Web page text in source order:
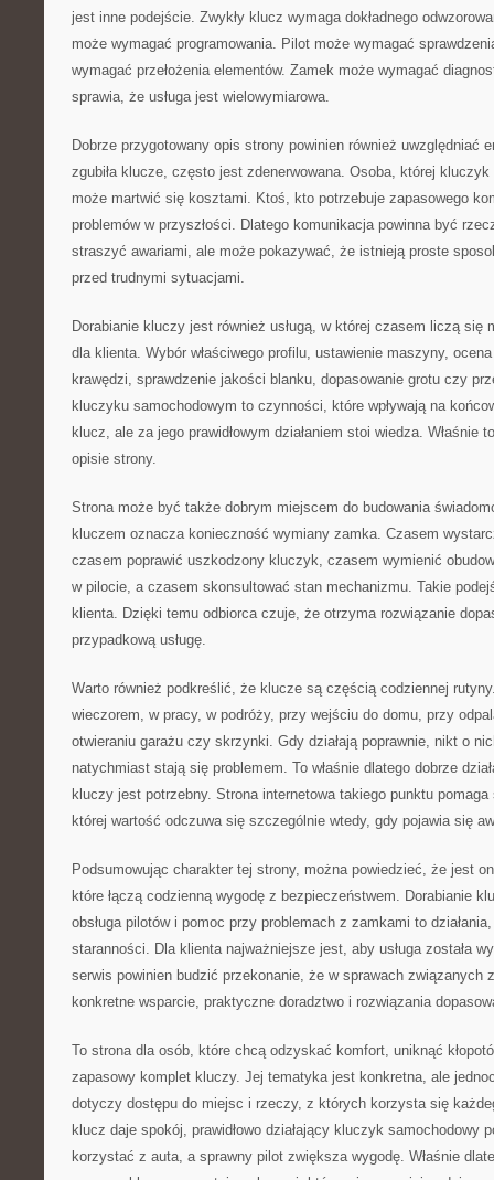
jest inne podejście. Zwykły klucz wymaga dokładnego
może wymagać programowania. Pilot może wymagać
wymagać przełożenia elementów. Zamek może wymagać
sprawia, że usługa jest wielowymiarowa.
Dobrze przygotowany opis strony powinien również uwzględniać
zgubiła klucze, często jest zdenerwowana. Osoba, której kluczyk
może martwić się kosztami. Ktoś, kto potrzebuje zapasowego
problemów w przyszłości. Dlatego komunikacja powinna być
straszyć awariami, ale może pokazywać, że istnieją proste
przed trudnymi sytuacjami.
Dorabianie kluczy jest również usługą, w której czasem liczą się
dla klienta. Wybór właściwego profilu, ustawienie maszyny,
krawędzi, sprawdzenie jakości blanku, dopasowanie grotu czy
kluczyku samochodowym to czynności, które wpływają na
klucz, ale za jego prawidłowym działaniem stoi wiedza. Właśnie
opisie strony.
Strona może być także dobrym miejscem do budowania
kluczem oznacza konieczność wymiany zamka. Czasem
czasem poprawić uszkodzony kluczyk, czasem wymienić
w pilocie, a czasem skonsultować stan mechanizmu. Takie
klienta. Dzięki temu odbiorca czuje, że otrzyma rozwiązanie
przypadkową usługę.
Warto również podkreślić, że klucze są częścią codziennej
wieczorem, w pracy, w podróży, przy wejściu do domu, przy
otwieraniu garażu czy skrzynki. Gdy działają poprawnie, nikt o
natychmiast stają się problemem. To właśnie dlatego dobrze
kluczy jest potrzebny. Strona internetowa takiego punktu
której wartość odczuwa się szczególnie wtedy, gdy pojawia się
Podsumowując charakter tej strony, można powiedzieć, że jest
które łączą codzienną wygodę z bezpieczeństwem. Dorabianie
obsługa pilotów i pomoc przy problemach z zamkami to
staranności. Dla klienta najważniejsze jest, aby usługa została
serwis powinien budzić przekonanie, że w sprawach związanych
konkretne wsparcie, praktyczne doradztwo i rozwiązania
To strona dla osób, które chcą odzyskać komfort, uniknąć
zapasowy komplet kluczy. Jej tematyka jest konkretna, ale
dotyczy dostępu do miejsc i rzeczy, z których korzysta się
klucz daje spokój, prawidłowo działający kluczyk samochodowy
korzystać z auta, a sprawny pilot zwiększa wygodę. Właśnie